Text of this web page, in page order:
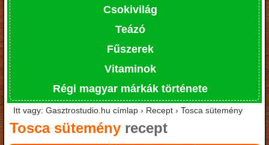
Csokivilág
Teázó
Fűszerek
Vitaminok
Régi magyar márkák története
Itt vagy: Gasztrostudio.hu címlap › Recept › Tosca sütemény
Tosca sütemény recept